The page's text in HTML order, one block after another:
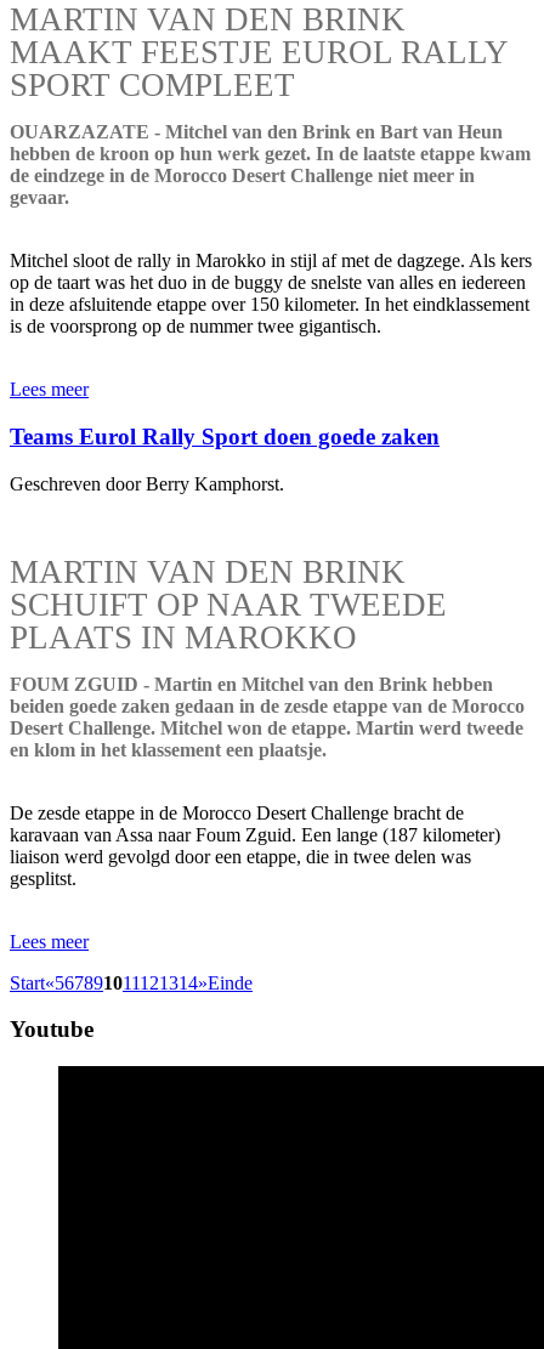
MARTIN VAN DEN BRINK
MAAKT FEESTJE EUROL RALLY
SPORT COMPLEET
OUARZAZATE - Mitchel van den Brink en Bart van Heun
hebben de kroon op hun werk gezet. In de laatste etappe kwam
de eindzege in de Morocco Desert Challenge niet meer in
gevaar.
Mitchel sloot de rally in Marokko in stijl af met de dagzege. Als kers
op de taart was het duo in de buggy de snelste van alles en iedereen
in deze afsluitende etappe over 150 kilometer. In het eindklassement
is de voorsprong op de nummer twee gigantisch.
Lees meer
Teams Eurol Rally Sport doen goede zaken
Geschreven door Berry Kamphorst.
MARTIN VAN DEN BRINK
SCHUIFT OP NAAR TWEEDE
PLAATS IN MAROKKO
FOUM ZGUID - Martin en Mitchel van den Brink hebben
beiden goede zaken gedaan in de zesde etappe van de Morocco
Desert Challenge. Mitchel won de etappe. Martin werd tweede
en klom in het klassement een plaatsje.
De zesde etappe in de Morocco Desert Challenge bracht de
karavaan van Assa naar Foum Zguid. Een lange (187 kilometer)
liaison werd gevolgd door een etappe, die in twee delen was
gesplitst.
Lees meer
Start«567891011121314»Einde
Youtube